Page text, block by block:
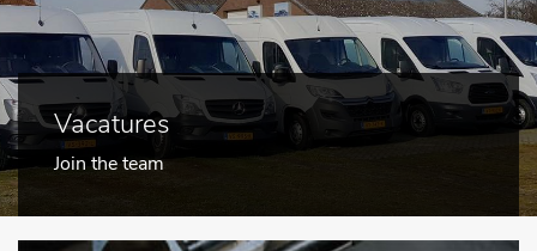
Vacatures
Join the team